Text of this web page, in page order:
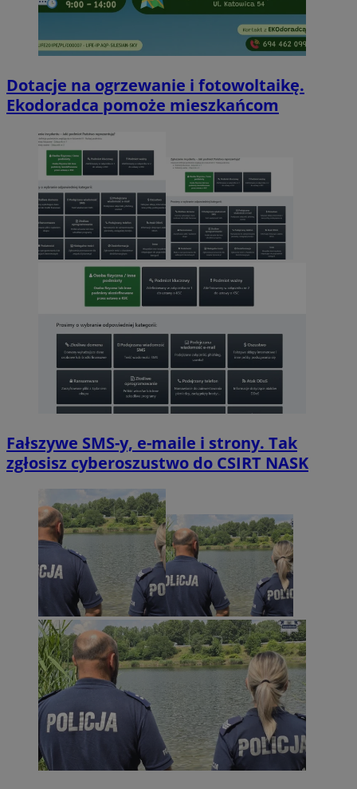
Dotacje na ogrzewanie i fotowoltaikę.
Ekodoradca pomoże mieszkańcom
Fałszywe SMS-y, e-maile i strony. Tak
zgłosisz cyberoszustwo do CSIRT NASK